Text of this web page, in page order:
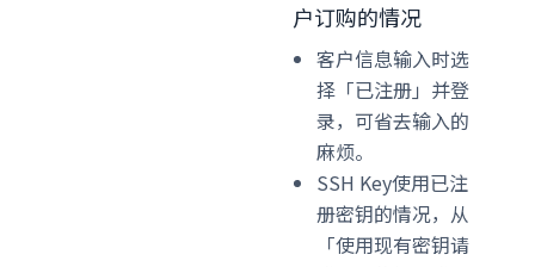
户订购的情况
客户信息输入时选
择「已注册」并登
录，可省去输入的
麻烦。
SSH Key使用已注
册密钥的情况，从
「使用现有密钥请